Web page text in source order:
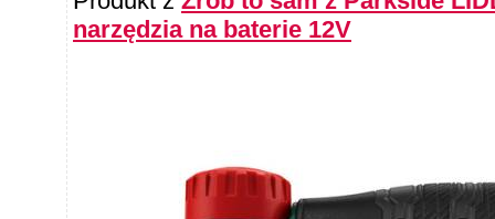
narzędzia na baterie 12V